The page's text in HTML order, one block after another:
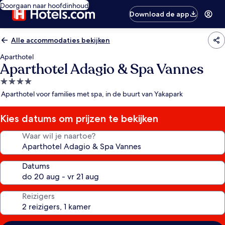
Doorgaan naar hoofdinhoud
Download de app
Alle accommodaties bekijken
Aparthotel
Aparthotel Adagio & Spa Vannes
4.0-
sterrenaccommodatie
Aparthotel voor families met spa, in de buurt van Yakapark
Kies datums om prijzen te bekijken
Waar wil je naartoe?
Datums
Reizigers